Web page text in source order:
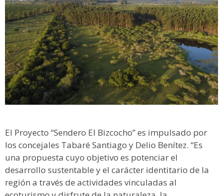
El Proyecto “Sendero El Bizcocho” es impulsado por
los concejales Tabaré Santiago y Delio Benítez. “Es
una propuesta cuyo objetivo es potenciar el
desarrollo sustentable y el carácter identitario de la
región a través de actividades vinculadas al